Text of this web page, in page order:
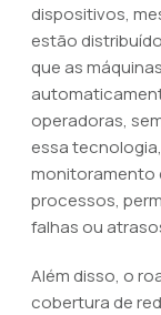
dispositivos,
estão
que as
operadoras,
essa
monitoramento
processos,
falhas ou
Além disso, o
cobertura de